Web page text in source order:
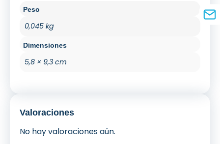
Peso
0,045 kg
Dimensiones
5,8 × 9,3 cm
Valoraciones
No hay valoraciones aún.